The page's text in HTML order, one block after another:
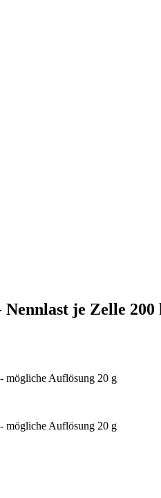
je Zelle